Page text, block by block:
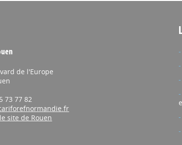
de l'Europe
73 77 82
site de Rouen